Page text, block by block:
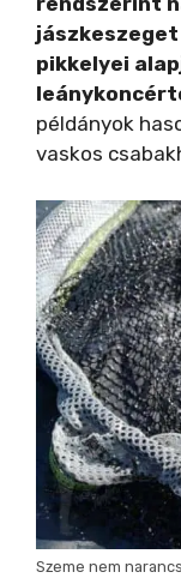
pikkelyei
példányok
vaskos
Szeme nem